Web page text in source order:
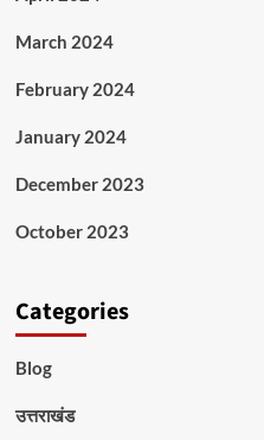
March 2024
February 2024
January 2024
December 2023
October 2023
Categories
Blog
उत्तराखंड